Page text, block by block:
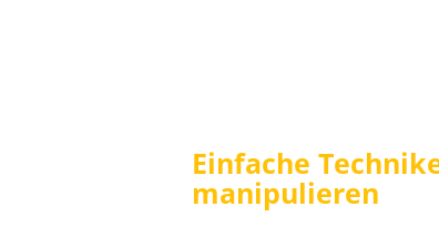
Einfache
manipulieren